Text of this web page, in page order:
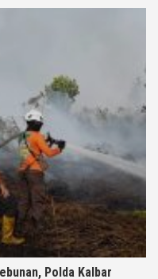
Polda Kalbar